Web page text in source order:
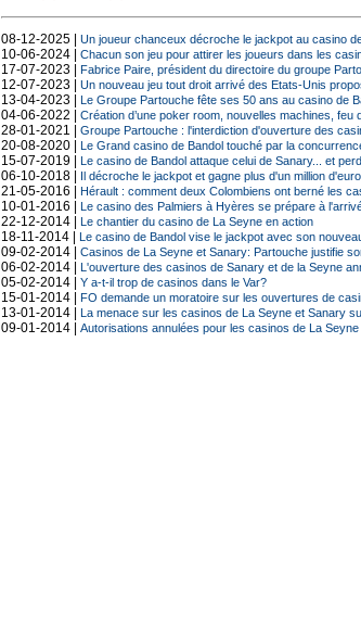
08-12-2025 | Un joueur chanceux décroche le jackpot au casino
10-06-2024 | Chacun son jeu pour attirer les joueurs dans les
17-07-2023 | Fabrice Paire, président du directoire du groupe
12-07-2023 | Un nouveau jeu tout droit arrivé des Etats-Unis
13-04-2023 | Le Groupe Partouche fête ses 50 ans au casino de
04-06-2022 | Création d’une poker room, nouvelles machines,
28-01-2021 | Groupe Partouche : l'interdiction d'ouverture des
20-08-2020 | Le Grand casino de Bandol touché par la
15-07-2019 | Le casino de Bandol attaque celui de Sanary... et perd
06-10-2018 | Il décroche le jackpot et gagne plus d'un million
21-05-2016 | Hérault : comment deux Colombiens ont berné les
10-01-2016 | Le casino des Palmiers à Hyères se prépare à
22-12-2014 | Le chantier du casino de La Seyne en action
18-11-2014 | Le casino de Bandol vise le jackpot avec son
09-02-2014 | Casinos de La Seyne et Sanary: Partouche justifie
06-02-2014 | L'ouverture des casinos de Sanary et de la Seyne
05-02-2014 | Y a-t-il trop de casinos dans le Var?
15-01-2014 | FO demande un moratoire sur les ouvertures de
13-01-2014 | La menace sur les casinos de La Seyne et Sanary
09-01-2014 | Autorisations annulées pour les casinos de La